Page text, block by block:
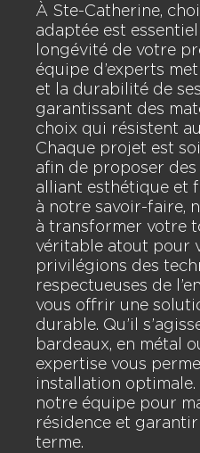
À Ste-Catherine,
adaptée est
longévité de votre
équipe d’experts
et la durabilité de
garantissant des
choix qui résistent
Chaque projet est
afin de proposer
alliant esthétique et
à notre savoir-faire,
à transformer votre
véritable atout pour
privilégions des
respectueuses de
vous offrir une
durable. Qu’il
bardeaux, en métal
expertise vous
installation
notre équipe pour
résidence et
terme.